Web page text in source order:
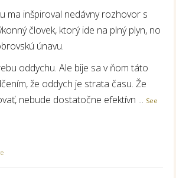
ma inšpiroval nedávny rozhovor s
človek, ktorý ide na plný plyn, no
únavu.
oddychu. Ale bije sa v ňom táto
že oddych je strata času. Že
nebude dostatočne efektívn ... See